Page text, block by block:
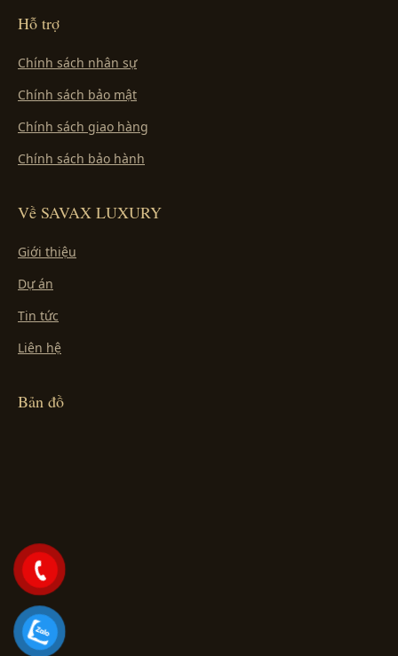
Hỗ trợ
Chính sách nhân sự
Chính sách bảo mật
Chính sách giao hàng
Chính sách bảo hành
Về SAVAX LUXURY
Giới thiệu
Dự án
Tin tức
Liên hệ
Bản đồ